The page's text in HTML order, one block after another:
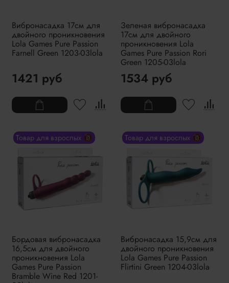
Вибронасадка 17см для
двойного проникновения
Lola Games Pure Passion
Farnell Green 1203-03lola
1421 руб
Зеленая вибронасадка
17см для двойного
проникновения Lola
Games Pure Passion Rori
Green 1205-03lola
1534 руб
Товар для взрослых 🔞
Бордовая вибронасадка
16,5см для двойного
проникновения Lola
Games Pure Passion
Bramble Wine Red 1201-
Товар для взрослых 🔞
Вибронасадка 15,9см для
двойного проникновения
Lola Games Pure Passion
Flirtini Green 1204-03lola